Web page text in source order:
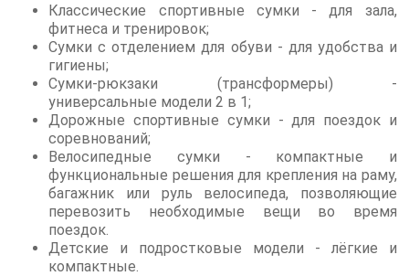
Классические спортивные сумки - для зала,
фитнеса и тренировок;
Сумки с отделением для обуви - для удобства и
гигиены;
Сумки-рюкзаки (трансформеры) -
универсальные модели 2 в 1;
Дорожные спортивные сумки - для поездок и
соревнований;
Велосипедные сумки - компактные и
функциональные решения для крепления на раму,
багажник или руль велосипеда, позволяющие
перевозить необходимые вещи во время
поездок.
Детские и подростковые модели - лёгкие и
компактные.